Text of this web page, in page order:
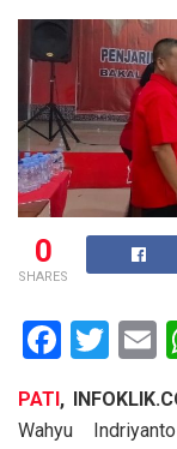
0
SHARES
F
ce
T
tt
PATI,
Wahyu